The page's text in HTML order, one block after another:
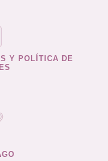
Y POLÍTICA DE